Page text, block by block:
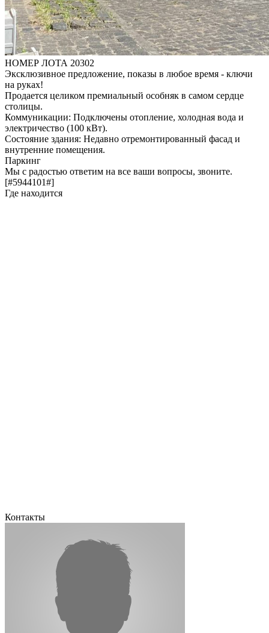
НОМЕР ЛОТА 20302
Эксклюзивное предложение, показы в любое время - ключи
на руках!
Продается целиком премиальный особняк в самом сердце
столицы.
Коммуникации: Подключены отопление, холодная вода и
электричество (100 кВт).
Состояние здания: Недавно отремонтированный фасад и
внутренние помещения.
Паркинг
Мы с радостью ответим на все ваши вопросы, звоните.
[#5944101#]
Где находится
Контакты